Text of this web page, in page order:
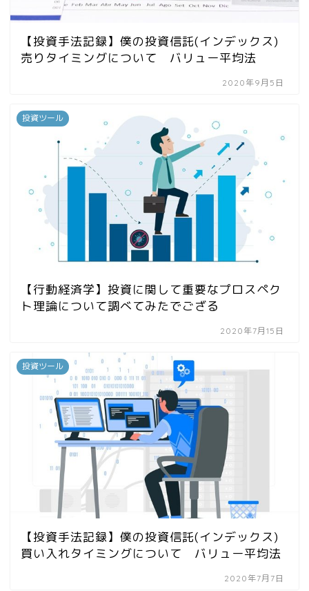
【投資手法記録】僕の投資信託(インデックス)
売りタイミングについて バリュー平均法
2020年9月5日
投資ツール
【行動経済学】投資に関して重要なプロスペク
ト理論について調べてみたでござる
2020年7月15日
投資ツール
【投資手法記録】僕の投資信託(インデックス)
買い入れタイミングについて バリュー平均法
2020年7月7日